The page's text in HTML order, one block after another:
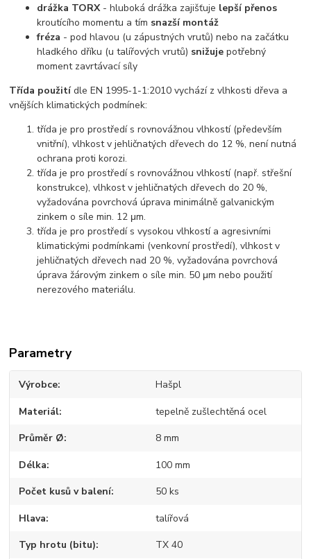
drážka TORX- hluboká drážka zajišťuje lepší přenos
kroutícího momentu a tím snazší montáž
fréza - pod hlavou (u zápustných vrutů) nebo na začátku
hladkého dříku (u talířových vrutů) snižujepotřebný
moment zavrtávací síly
Třída použitídle EN 1995-1-1:2010 vychází z vlhkosti dřeva a
vnějších klimatických podmínek:
třída je pro prostředí s rovnovážnou vlhkostí (především
vnitřní), vlhkost v jehličnatých dřevech do 12 %, není nutná
ochrana proti korozi.
třída je pro prostředí s rovnovážnou vlhkostí (např. střešní
konstrukce), vlhkost v jehličnatých dřevech do 20 %,
vyžadována povrchová úprava minimálně galvanickým
zinkem o síle min. 12 μm.
třída je pro prostředí s vysokou vlhkostí a agresivními
klimatickými podmínkami (venkovní prostředí), vlhkost v
jehličnatých dřevech nad 20 %, vyžadována povrchová
úprava žárovým zinkem o síle min. 50 μm nebo použití
nerezového materiálu.
Parametry
Výrobce Hašpl
Materiál tepelně zušlechtěná ocel
Průměr Ø 8 mm
Délka 100 mm
Počet kusů v balení 50 ks
Hlava talířová
Typ hrotu (bitu) TX 40